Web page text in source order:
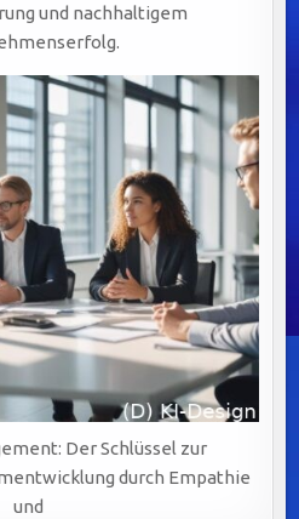
und nachhaltigem
Der Schlüssel zur
durch Empathie
und